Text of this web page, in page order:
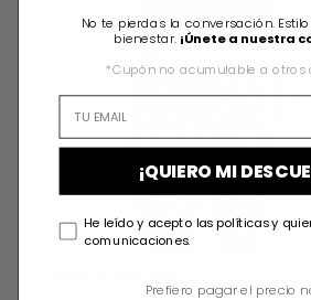
No te pierdas la conversación.
bienestar. ¡Únete a nuestra
*Cupón no acumulable a otros
¡QUIERO MI
He leído y acepto las políticas y
comunicaciones.
Prefiero pagar el precio